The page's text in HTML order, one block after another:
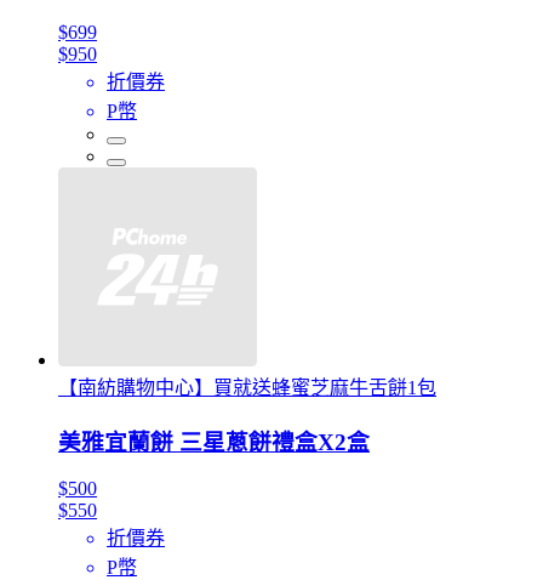
$699
$950
折價券
P幣
【南紡購物中心】買就送蜂蜜芝麻牛舌餅1包
美雅宜蘭餅 三星蔥餅禮盒X2盒
$500
$550
折價券
P幣